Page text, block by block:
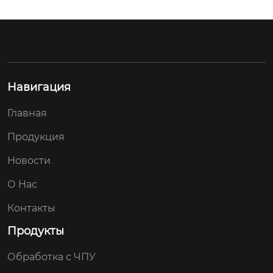
раничный экспорт
сточником; нет
Навигация
Главная
Продукция
Новости
О Нас
Контакты
Продукты
Обработка с ЧПУ